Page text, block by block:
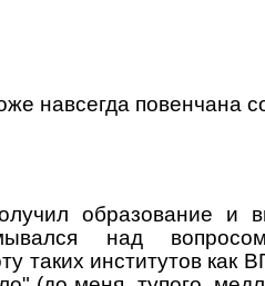
навсегда повенчана
образование и
над
таких институтов как